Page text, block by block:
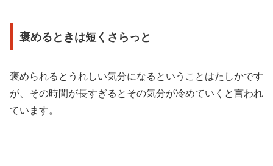
褒めるときは短くさらっと
褒められるとうれしい気分になるということはたしかです
が、その時間が長すぎるとその気分が冷めていくと言われ
ています。